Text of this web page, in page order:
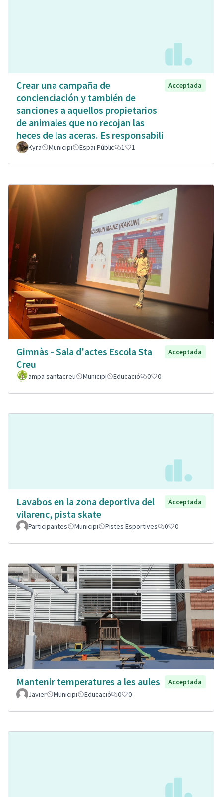
Crear una campaña de
concienciación y también de
sanciones a aquellos propietarios
de animales que no recojan las
heces de las aceras. Es responsabili
Acceptada
Kyra Municipi Espai Públic 1 1
Gimnàs - Sala d'actes Escola Sta
Creu
Acceptada
ampa santacreu Municipi Educació 0 0
Lavabos en la zona deportiva del
vilarenc, pista skate
Acceptada
Participantes Municipi Pistes Esportives 0 0
Mantenir temperatures a les aules
Acceptada
Javier
Municipi Educació 0 0